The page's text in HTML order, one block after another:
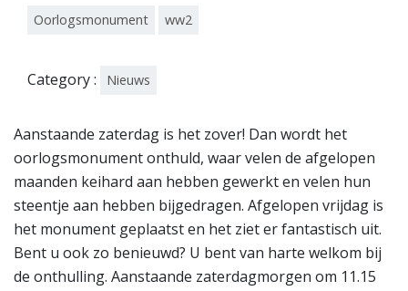
Oorlogsmonument ww2
Category : Nieuws
Aanstaande zaterdag is het zover! Dan wordt het
oorlogsmonument onthuld, waar velen de afgelopen
maanden keihard aan hebben gewerkt en velen hun
steentje aan hebben bijgedragen. Afgelopen vrijdag is
het monument geplaatst en het ziet er fantastisch uit.
Bent u ook zo benieuwd? U bent van harte welkom bij
de onthulling. Aanstaande zaterdagmorgen om 11.15